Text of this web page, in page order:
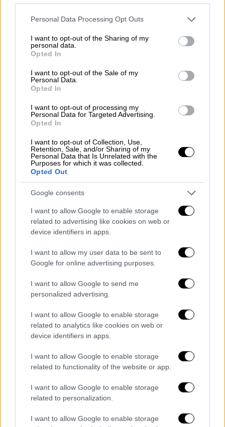
Please note that this website/app uses one or more Google
not limited to your visit or usage behaviour. You may click to
grant or deny consent to Google and its third-party tags to
use your data for below specified purposes in below Google
consent section.
Personal Data Processing Opt Outs
I want to opt-out of the Sharing of my
personal data.
Opted In
I want to opt-out of the Sale of my
Personal Data.
Opted In
I want to opt-out of processing my
Personal Data for Targeted Advertising.
Opted In
I want to opt-out of Collection, Use,
Retention, Sale, and/or Sharing of my
Personal Data that Is Unrelated with the
Purposes for which it was collected.
Opted Out
Google consents
I want to allow Google to enable storage
related to advertising like cookies on web or
device identifiers in apps.
I want to allow my user data to be sent to
Google for online advertising purposes.
I want to allow Google to send me
personalized advertising.
I want to allow Google to enable storage
related to analytics like cookies on web or
device identifiers in apps.
I want to allow Google to enable storage
related to functionality of the website or app.
I want to allow Google to enable storage
related to personalization.
I want to allow Google to enable storage
Lifestyle|26.07.2023 20:23
Αλεχάντρο - Οι κοινές στιγμές του
πρώην ζευγαριού
Η Ροζαλία και ο Ράου Αλεχάντρο χώρισαν
έπειτα από τρία χρόνια σχέσης, σύμφωνα με
το περιοδικό People
Lifestyle|20.06.2023 13:00
Rosalia: Βόλτα στην Ακρόπολη λίγο πριν
τη σημερινή συναυλία της στην Πλατεία